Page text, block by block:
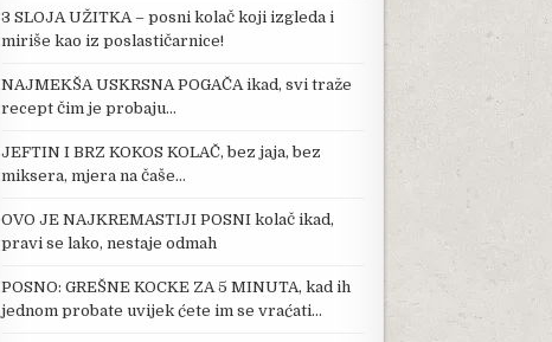
3 SLOJA UŽITKA – posni kolač koji izgleda i
miriše kao iz poslastičarnice!
NAJMEKŠA USKRSNA POGAČA ikad, svi traže
recept čim je probaju…
JEFTIN I BRZ KOKOS KOLAČ, bez jaja, bez
miksera, mjera na čaše…
OVO JE NAJKREMASTIJI POSNI kolač ikad,
pravi se lako, nestaje odmah
POSNO: GREŠNE KOCKE ZA 5 MINUTA, kad ih
jednom probate uvijek ćete im se vraćati…